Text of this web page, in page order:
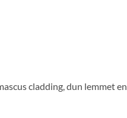
cladding, dun lemmet en